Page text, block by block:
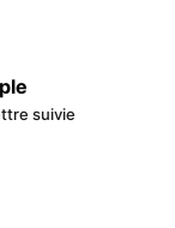
suivie